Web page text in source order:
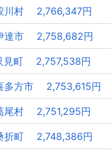
村 2,766,347円
達市 2,758,682円
町 2,757,538円
方市 2,753,615円
村 2,751,295円
折町 2,748,386円